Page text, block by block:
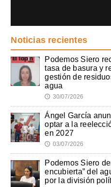
Noticias recientes
Podemos Siero
tasa de basura y
gestión de
agua
🕔 30/07/2026
Ángel García
optar a la
en 2027
🕔 03/07/2026
Podemos Siero
encubierta” del
por la división